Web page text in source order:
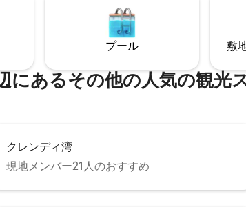
プール 敷
に⁠あ⁠るそ⁠の⁠他⁠の人⁠気⁠の観⁠光⁠
クレンディ湾
現地メンバー21人のおすすめ